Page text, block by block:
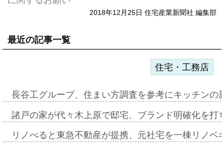
2018年12月25日 住宅産業新聞社 編集部
最近の記事一覧
住宅・工務店
長谷工グループ、住まい方調査を参考にキッチン
諸戸の家が代々木上原で邸宅、ブランド明確化を
リノべると東急不動産が提携、元社宅を一棟リノ